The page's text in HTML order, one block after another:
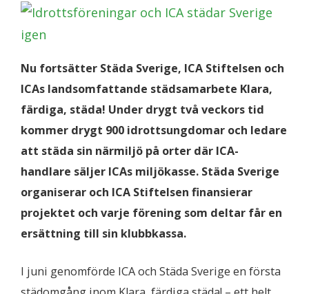
Nu fortsätter Städa Sverige, ICA Stiftelsen och
ICAs landsomfattande städsamarbete Klara,
färdiga, städa! Under drygt två veckors tid
kommer drygt 900 idrottsungdomar och ledare
att städa sin närmiljö på orter där ICA-
handlare säljer ICAs miljökasse. Städa Sverige
organiserar och ICA Stiftelsen finansierar
projektet och varje förening som deltar får en
ersättning till sin klubbkassa.
I juni genomförde ICA och Städa Sverige en första